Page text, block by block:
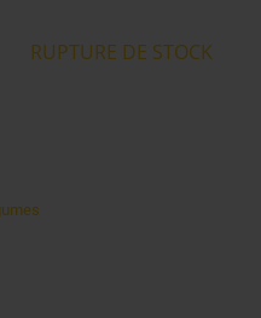
RUPTURE DE STOCK